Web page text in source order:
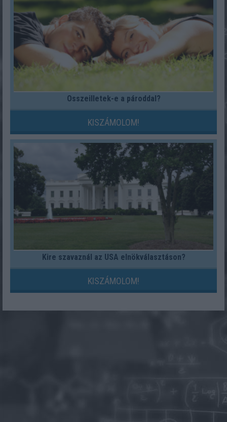
Összeilletek-e a pároddal?
KISZÁMOLOM!
Kire szavaznál az USA elnökválasztáson?
KISZÁMOLOM!